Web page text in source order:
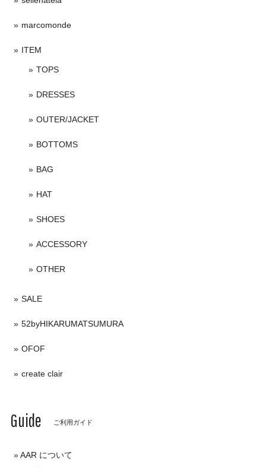
marcomonde
ITEM
TOPS
DRESSES
OUTER/JACKET
BOTTOMS
BAG
HAT
SHOES
ACCESSORY
OTHER
SALE
52byHIKARUMATSUMURA
OFOF
create clair
Guide ご利用ガイド
AAR について